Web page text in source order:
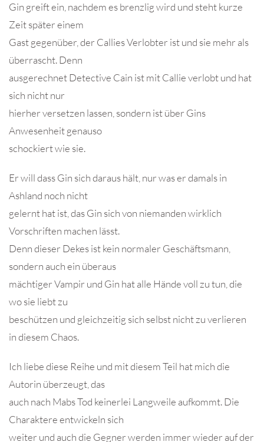
Gin greift ein, nachdem es brenzlig wird und steht kurze
Zeit später einem
Gast gegenüber, der Callies Verlobter ist und sie mehr als
überrascht. Denn
ausgerechnet Detective Cain ist mit Callie verlobt und hat
sich nicht nur
hierher versetzen lassen, sondern ist über Gins
Anwesenheit genauso
schockiert wie sie.
Er will dass Gin sich daraus hält, nur was er damals in
Ashland noch nicht
gelernt hat ist, das Gin sich von niemanden wirklich
Vorschriften machen lässt.
Denn dieser Dekes ist kein normaler Geschäftsmann,
sondern auch ein überaus
mächtiger Vampir und Gin hat alle Hände voll zu tun, die
wo sie liebt zu
beschützen und gleichzeitig sich selbst nicht zu verlieren
in diesem Chaos.
Ich liebe diese Reihe und mit diesem Teil hat mich die
Autorin überzeugt, das
auch nach Mabs Tod keinerlei Langweile aufkommt. Die
Charaktere entwickeln sich
weiter und auch die Gegner werden immer wieder auf der